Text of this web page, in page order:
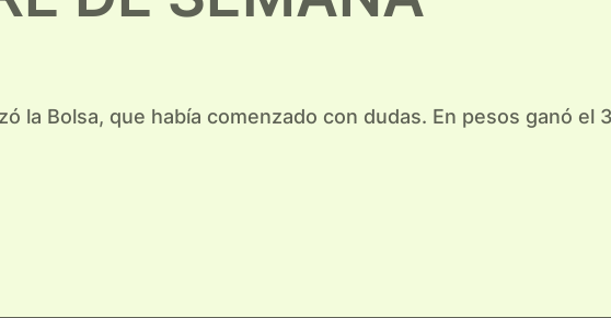
la Bolsa, que había comenzado con dudas. En pesos ganó el